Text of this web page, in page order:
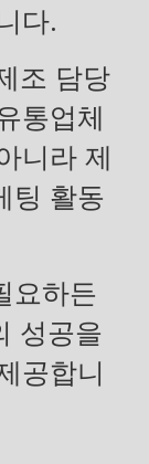
다.
조 담당
통업체
니라 제
팅 활동
요하든
성공을
공합니